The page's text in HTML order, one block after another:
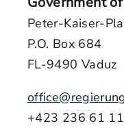
Peter-Kaiser-
P.O. Box 684
FL-9490 Vaduz
+423 236 61 11